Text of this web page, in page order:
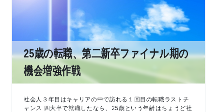
25歳の転職、第二新卒ファイナル期の
機会増強作戦
社会人３年目はキャリアの中で訪れる１回目の転職ラストチ
ャンス 四大卒で就職したなら、25歳という年齢はちょうど社